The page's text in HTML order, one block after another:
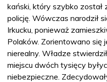
kański, który szybko
policję. Wówczas narodził
Irkucku, ponieważ
Polaków. Zorientowano się
nierealny. Władze
miejscu dwóch tysięcy
niebezpieczne.